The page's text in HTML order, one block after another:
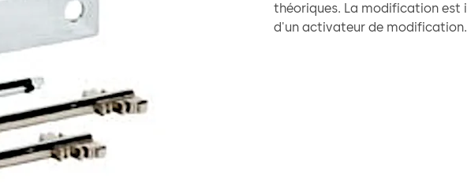
théoriques. La modification est initiée à l'arrière de la serrure à l'aide
d'un activateur de modification. La fermeture à trois points est